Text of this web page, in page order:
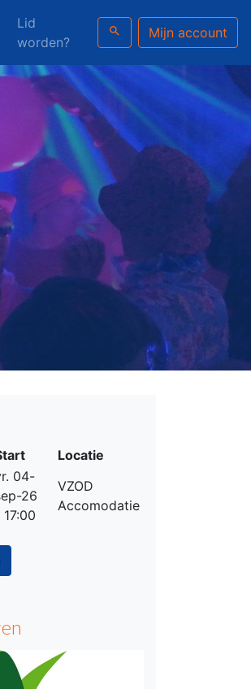
Lid
worden?
search Mijn account
Locatie
04-
26
17:00
VZOD
Accomodatie